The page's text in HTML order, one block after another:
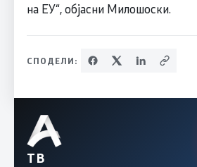
на ЕУ“, објасни Милошоски.
СПОДЕЛИ:
ТВ